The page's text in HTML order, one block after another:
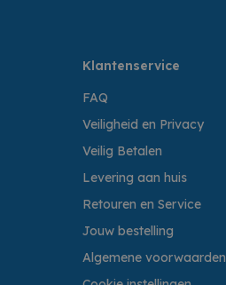
Klantenservice
FAQ
Veiligheid en Privacy
Veilig Betalen
Levering aan huis
Retouren en Service
Jouw bestelling
Algemene voorwaarden